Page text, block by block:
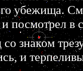
убежища.
посмотрел в
знаком
и